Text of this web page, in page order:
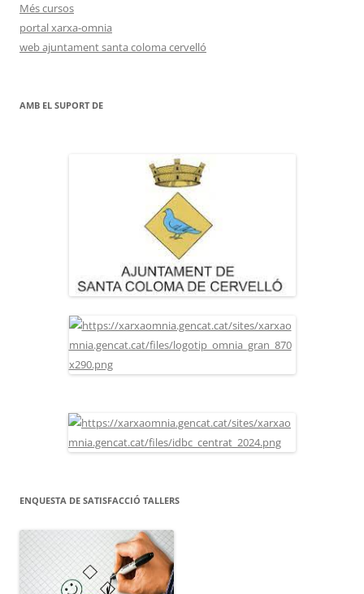
Més cursos
portal xarxa-omnia
web ajuntament santa coloma cervelló
AMB EL SUPORT DE
ENQUESTA DE SATISFACCIÓ TALLERS